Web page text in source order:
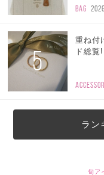
BAG
5
重ね付
ド総覧!
ラン
旬ア